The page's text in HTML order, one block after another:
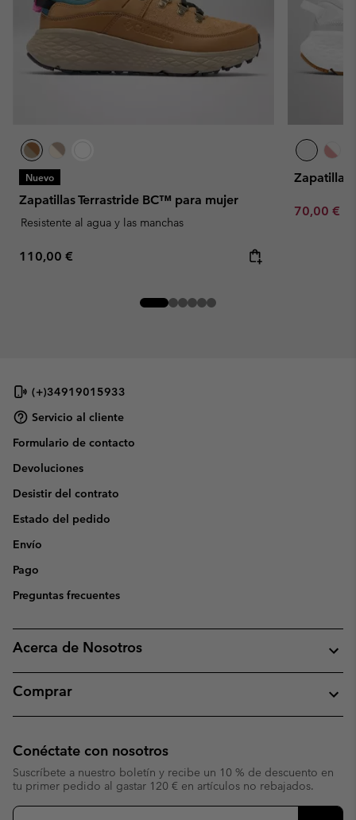
Nuevo
Zapatillas Terrastride BC™ para mujer
Resistente al agua y las manchas
Regular price:
110,00 €
Zapatillas
Minimum
70,00 €
(+)34919015933
Servicio al cliente
Formulario de contacto
Devoluciones
Desistir del contrato
Estado del pedido
Envío
Pago
Preguntas frecuentes
Acerca de Nosotros
Comprar
Conéctate con nosotros
Suscríbete a nuestro boletín y recibe un 10 % de descuento en
tu primer pedido al gastar 120 € en artículos no rebajados.
Suscripción